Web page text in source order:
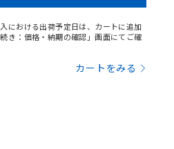
における出荷予定日は、カートに追加
き：価格・納期の確認」画面にてご確
カートをみる